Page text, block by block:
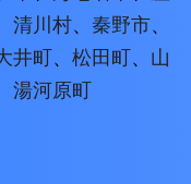
清川村、 秦野市、
井町、 松田町、 山
湯河原町